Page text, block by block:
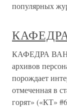
популярных
КАФЕДРА
архивов
порождает
отмеченная в
горят» («КТ»